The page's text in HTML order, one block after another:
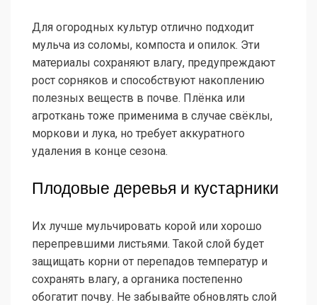
Для огородных культур отлично подходит
мульча из соломы, компоста и опилок. Эти
материалы сохраняют влагу, предупреждают
рост сорняков и способствуют накоплению
полезных веществ в почве. Плёнка или
агроткань тоже применима в случае свёклы,
моркови и лука, но требует аккуратного
удаления в конце сезона.
Плодовые деревья и кустарники
Их лучше мульчировать корой или хорошо
перепревшими листьями. Такой слой будет
защищать корни от перепадов температур и
сохранять влагу, а органика постепенно
обогатит почву. Не забывайте обновлять слой